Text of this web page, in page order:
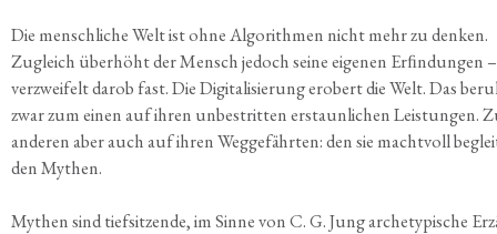
Die mensch­li­che Welt ist ohne Algo­rith­men nicht mehr zu den­ken.
Zugleich über­höht der Mensch jedoch sei­ne eige­nen Erﬁn­dun­gen
ver­zwei­felt dar­ob fast. Die Digi­ta­li­sie­rung erobert die Welt. Das
zwar zum einen auf ihren unbe­strit­ten erstaun­li­chen Leis­tun­gen.
ande­ren aber auch auf ihren Weg­ge­fähr­ten: den sie macht­voll
den Mythen.
Mythen sind tief­sit­zen­de, im Sin­ne von C. G. Jung arche­ty­pi­sche